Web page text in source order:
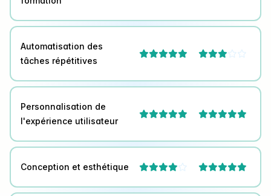
Automatisation des
tâches répétitives
 
Personnalisation de
l'expérience utilisateur
 
Conception et esthétique  